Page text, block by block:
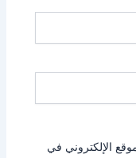
الإلكتروني في